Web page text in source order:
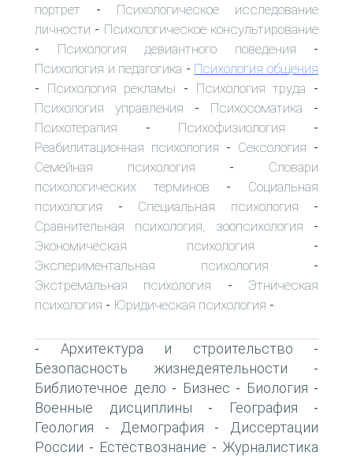
портрет - Психологическое исследование
личности - Психологическое консультирование
- Психология девиантного поведения -
Психология и педагогика - Психология общения
- Психология рекламы - Психология труда -
Психология управления - Психосоматика -
Психотерапия - Психофизиология -
Реабилитационная психология - Сексология -
Семейная психология - Словари
психологических терминов - Социальная
психология - Специальная психология -
Сравнительная психология, зоопсихология -
Экономическая психология -
Экспериментальная психология -
Экстремальная психология - Этническая
психология - Юридическая психология -
- Архитектура и строительство -
Безопасность жизнедеятельности -
Библиотечное дело - Бизнес - Биология -
Военные дисциплины - География -
Геология - Демография -
Диссертации
России - Естествознание - Журналистика